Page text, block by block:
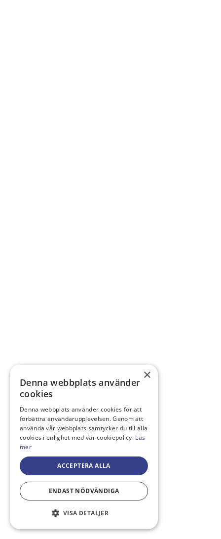
×
Denna webbplats använder
cookies
Denna webbplats använder cookies för att
förbättra användarupplevelsen. Genom att
använda vår webbplats samtycker du till alla
cookies i enlighet med vår cookiepolicy. Läs
mer
ACCEPTERA ALLA
ENDAST NÖDVÄNDIGA
VISA DETALJER